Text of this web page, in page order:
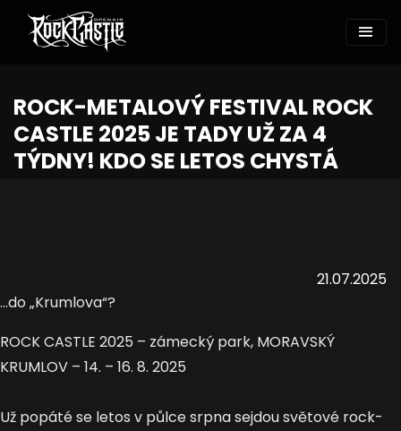
ROCK-METALOVÝ FESTIVAL ROCK
CASTLE 2025 JE TADY UŽ ZA 4
TÝDNY! KDO SE LETOS CHYSTÁ
21.07.2025
...do „Krumlova“?
ROCK CASTLE 2025 – zámecký park, MORAVSKÝ
KRUMLOV – 14. – 16. 8. 2025
Už popáté se letos v půlce srpna sejdou světové rock-